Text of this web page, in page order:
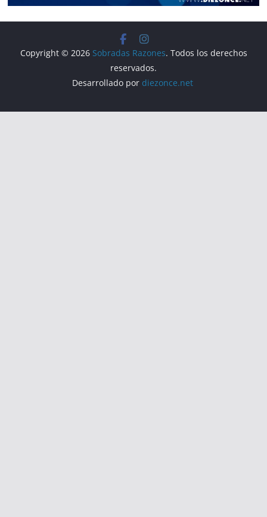
Copyright © 2026 Sobradas Razones. Todos los derechos
reservados.
Desarrollado por diezonce.net